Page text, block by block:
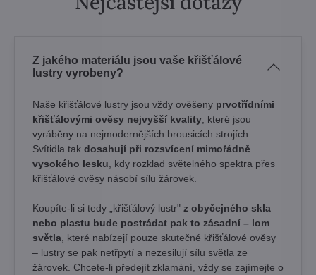
Z jakého materiálu jsou vaše křišťálové
lustry vyrobeny?
Naše křišťálové lustry jsou vždy ověšeny prvotřídními
křišťálovými ověsy nejvyšší kvality , které jsou
vyráběny na nejmodernějších brousicích strojích.
Svítidla tak dosahují při rozsvícení mimořádně
vysokého lesku , kdy rozklad světelného spektra přes
křišťálové ověsy násobí sílu žárovek. ​
Koupíte-li si tedy „křišťálový lustr" z obyčejného skla
nebo plastu bude postrádat pak to zásadní – lom
světla , které nabízejí pouze skutečné křišťálové ověsy
– lustry se pak netřpytí a nezesilují sílu světla ze
žárovek. Chcete-li předejít zklamání, vždy se zajímejte o